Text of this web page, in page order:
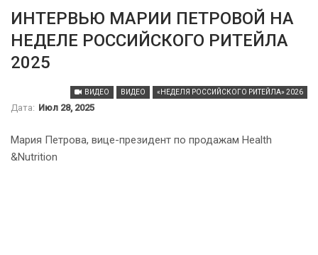
ИНТЕРВЬЮ МАРИИ ПЕТРОВОЙ НА
НЕДЕЛЕ РОССИЙСКОГО РИТЕЙЛА
2025
ВИДЕО ВИДЕО «НЕДЕЛЯ РОССИЙСКОГО РИТЕЙЛА» 2026
Дата: Июл 28, 2025
Мария Петрова, вице-президент по продажам Health
&Nutrition